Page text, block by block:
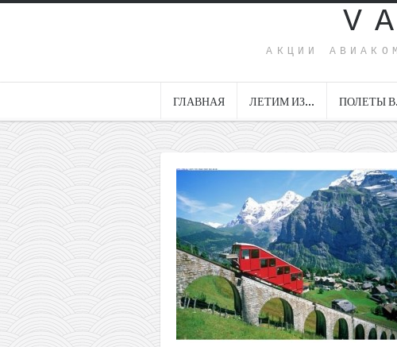
АКЦИИ
ГЛАВНАЯ ЛЕТИМ ИЗ… ПОЛЕТЫ